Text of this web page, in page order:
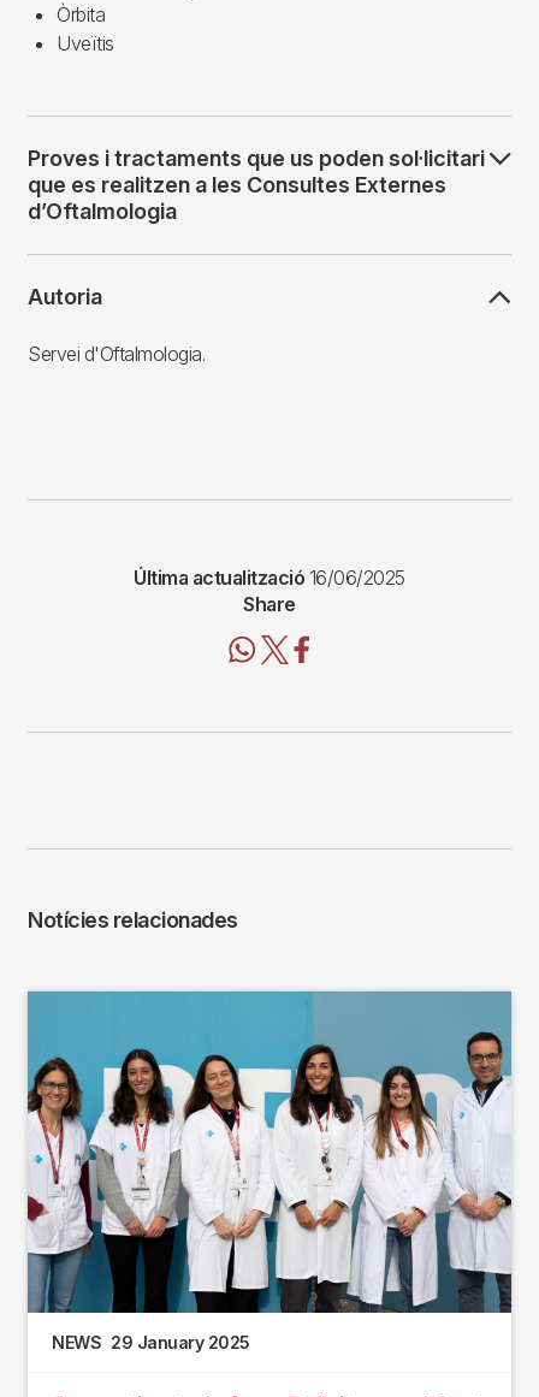
Òrbita
Uveïtis
Proves i tractaments que us poden sol·licitari
que es realitzen a les Consultes Externes
d’Oftalmologia
Autoria
Servei d'Oftalmologia.
Última actualització 16/06/2025
Share
Notícies relacionades
NEWS 29 January 2025